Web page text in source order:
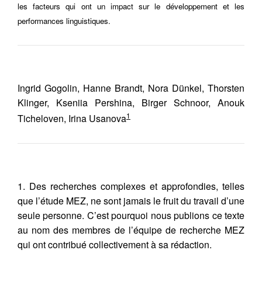
les facteurs qui ont un impact sur le développement et les
performances linguistiques.
Ingrid Gogolin, Hanne Brandt, Nora Dünkel, Thorsten
Klinger, Kseniia Pershina, Birger Schnoor, Anouk
Ticheloven, Irina Usanova1
1. Des recherches complexes et approfondies, telles
que l’étude MEZ, ne sont jamais le fruit du travail d’une
seule personne. C’est pourquoi nous publions ce texte
au nom des membres de l’équipe de recherche MEZ
qui ont contribué collectivement à sa rédaction.